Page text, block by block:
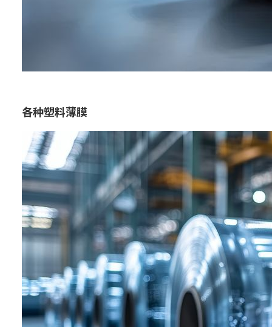
各种塑料薄膜
汽车
特点：
作为有助于减少环境负荷的材料，
我们经营以单一材料为首的环保型
塑料薄膜。
我们将介绍在包装材料应用中提升
回收性和轻量化等方面，与客户的
可持续发展措施相辅相成的材料。